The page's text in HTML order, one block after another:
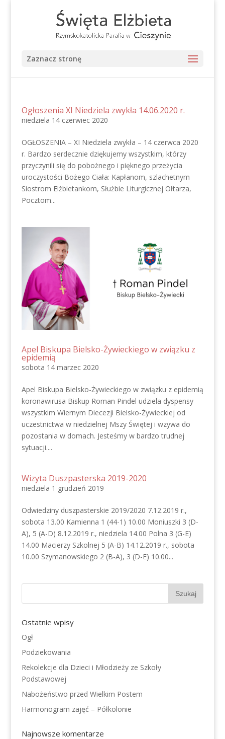
Zaznacz stronę
Ogłoszenia XI Niedziela zwykła 14.06.2020 r.
niedziela 14 czerwiec 2020
OGŁOSZENIA – XI Niedziela zwykła – 14 czerwca 2020
r. Bardzo serdecznie dziękujemy wszystkim, którzy
przyczynili się do pobożnego i pięknego przeżycia
uroczystości Bożego Ciała: Kapłanom, szlachetnym
Siostrom Elżbietankom, Służbie Liturgicznej Ołtarza,
Pocztom...
Apel Biskupa Bielsko-Żywieckiego w związku z
epidemią
sobota 14 marzec 2020
Apel Biskupa Bielsko-Żywieckiego w związku z epidemią
koronawirusa Biskup Roman Pindel udziela dyspensy
wszystkim Wiernym Diecezji Bielsko-Żywieckiej od
uczestnictwa w niedzielnej Mszy Świętej i wzywa do
pozostania w domach. Jesteśmy w bardzo trudnej
sytuacji....
Wizyta Duszpasterska 2019-2020
niedziela 1 grudzień 2019
Odwiedziny duszpasterskie 2019/2020 7.12.2019 r.,
sobota 13.00 Kamienna 1 (44-1) 10.00 Moniuszki 3 (D-
A), 5 (A-D) 8.12.2019 r., niedziela 14.00 Polna 3 (G-E)
14.00 Macierzy Szkolnej 5 (A-B) 14.12.2019 r., sobota
10.00 Szymanowskiego 2 (B-A), 3 (D-E) 10.00...
Ostatnie wpisy
Ogł
Podziekowania
Rekolekcje dla Dzieci i Młodzieży ze Szkoły
Podstawowej
Nabożeństwo przed Wielkim Postem
Harmonogram zajęć – Półkolonie
Najnowsze komentarze